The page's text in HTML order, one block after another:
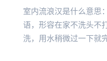
室内流浪汉是什么意思
语，形容在家不洗头不
洗，用水稍微过一下就